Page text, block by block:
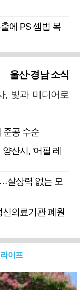
에 PS 셈법 복
울산·경남 소식
, 빛과 미디어로
준공 수순
산시, '어필 레
살상력 없는 모
의료기관 폐원
이프